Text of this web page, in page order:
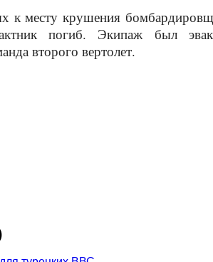
к месту крушения
погиб. Экипаж был
второго вертолет.